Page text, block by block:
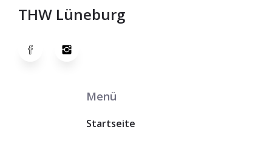
THW Lüneburg
Menü
Startseite